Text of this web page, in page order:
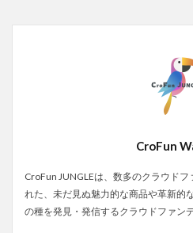
CroFun
CroFun JUNGLEは、数多のクラウド
れた、未だ見ぬ魅力的な商品や革新的
の種を発見・発信するクラウドファン